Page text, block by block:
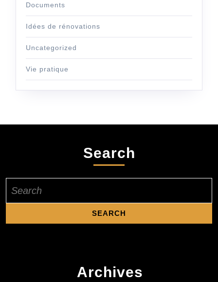
Documents
Idées de rénovations
Uncategorized
Vie pratique
Search
for:
Archives